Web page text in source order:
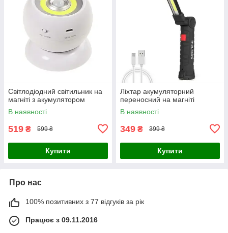
Світлодіодний світильник на
магніті з акумулятором
В наявності
519 ₴ 599 ₴
Купити
Ліхтар акумуляторний
переносний на магніті
В наявності
349 ₴ 399 ₴
Купити
Про нас
100% позитивних з 77 відгуків за рік
Працює з 09.11.2016